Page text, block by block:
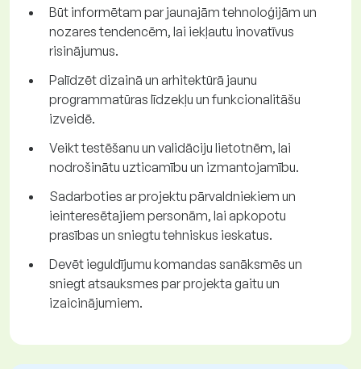
Būt informētam par jaunajām tehnoloģijām un
nozares tendencēm, lai iekļautu inovatīvus
risinājumus.
Palīdzēt dizainā un arhitektūrā jaunu
programmatūras līdzekļu un funkcionalitāšu
izveidē.
Veikt testēšanu un validāciju lietotnēm, lai
nodrošinātu uzticamību un izmantojamību.
Sadarboties ar projektu pārvaldniekiem un
ieinteresētajiem personām, lai apkopotu
prasības un sniegtu tehniskus ieskatus.
Devēt ieguldījumu komandas sanāksmēs un
sniegt atsauksmes par projekta gaitu un
izaicinājumiem.